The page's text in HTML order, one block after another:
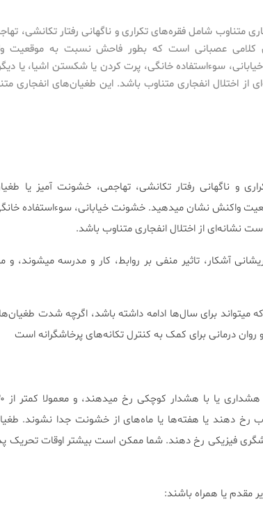
متناوب شامل فقره‌های تکراری و ناگهانی رفتار تکانشی،
کلامی عصبانی است که بطور فاحش نسبت به موقعیت
سوءاستفاده خانگی، پرت کردن یا شکستن اشیا، یا
از اختلال انفجاری متناوب باشد. این طغیان‌های انفجاری
و ناگهانی رفتار تکانشی، تهاجمی، خشونت آمیز یا
واکنش نشان میدهید. خشونت خیابانی، سوءاستفاده
نشانه‌ای از اختلال انفجاری متناوب باشد.
آشکار، تاثیر منفی بر روابط، کار و مدرسه میشوند، و
میتواند برای سال‌ها ادامه داشته باشد، اگرچه شدت
درمانی برای کمک به کنترل تکانه‌های پرخاشگرانه است
رخ دهند یا هفته‌ها یا ماه‌های از خشونت جدا نشوند.
فیزیکی رخ دهند. شما ممکن است بیشتر اوقات تحریک
مقدم یا همراه باشند: